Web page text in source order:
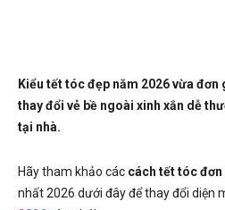
Kiểu tết tóc đẹp năm 2026 vừa
thay đổi vẻ bề ngoài xinh xắn dễ
tại nhà.
Hãy tham khảo các cách tết tóc đơn
nhất 2026 dưới đây để thay đổi diện